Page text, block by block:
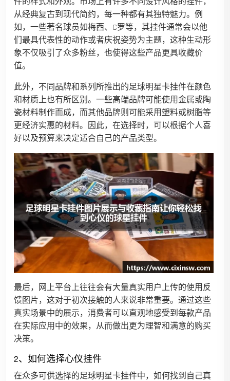
从经典复古到现代简约，每一种都有其独特魅力。例
如，一些著名球员如梅西、C罗等，其挂件通常会以他
们最具代表性的动作或者庆祝姿势为主题，这种生动形
象不仅吸引了众多粉丝，也使得这些产品更具收藏价
值。
此外，不同品牌和系列所推出的足球明星卡挂件在颜色
和材质上也有所区别。一些高端品牌可能使用金属或陶
瓷材料制作而成，而其他品牌则可能采用塑料或树脂等
更经济实惠的材料。因此，在选择时，可以根据个人喜
好以及预算来决定适合自己的产品类型。
最后，网上平台上往往会有大量真实用户上传的使用反
馈图片，这对于初次接触的人来说非常重要。通过这些
真实场景中的展示，消费者可以直观地感受到每款产品
在实际应用中的效果，从而做出更为理智和满意的购买
决策。
2、如何选择心仪挂件
在众多可供选择的足球明星卡挂件中，如何找到自己真